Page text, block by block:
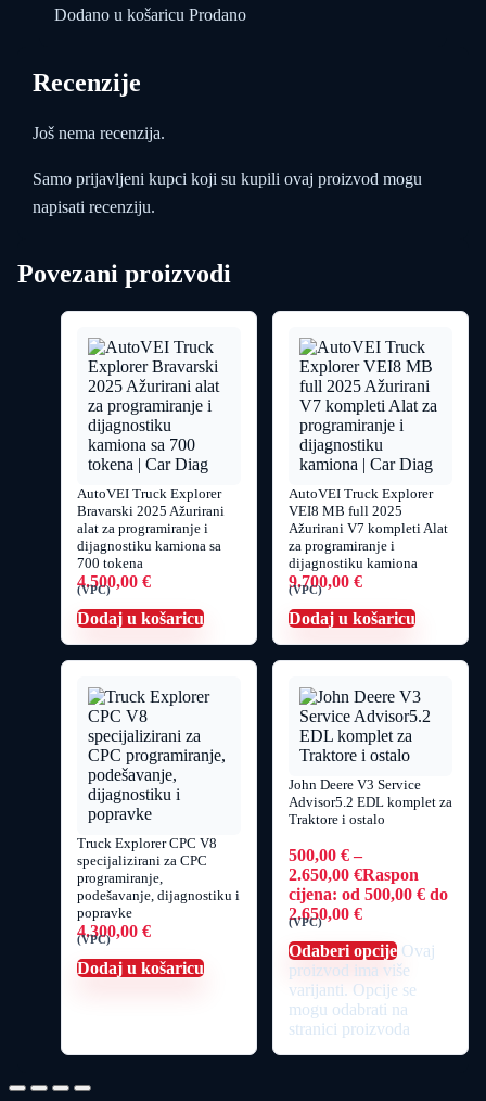
Dodano u košaricu Prodano
Recenzije
Još nema recenzija.
Samo prijavljeni kupci koji su kupili ovaj proizvod mogu
napisati recenziju.
Povezani proizvodi
AutoVEI Truck Explorer
Bravarski 2025 Ažurirani
alat za programiranje i
dijagnostiku kamiona sa
700 tokena
4.500,00 €
(VPC)
Dodaj u košaricu
AutoVEI Truck Explorer
VEI8 MB full 2025
Ažurirani V7 kompleti Alat
za programiranje i
dijagnostiku kamiona
9.700,00 €
(VPC)
Dodaj u košaricu
Truck Explorer CPC V8
specijalizirani za CPC
programiranje,
podešavanje, dijagnostiku i
popravke
4.300,00 €
(VPC)
Dodaj u košaricu
John Deere V3 Service
Advisor5.2 EDL komplet za
Traktore i ostalo
500,00 € –
2.650,00 €Raspon
cijena: od 500,00 € do
2.650,00 €
(VPC)
Odaberi opcije Ovaj
proizvod ima više
varijanti. Opcije se
mogu odabrati na
stranici proizvoda